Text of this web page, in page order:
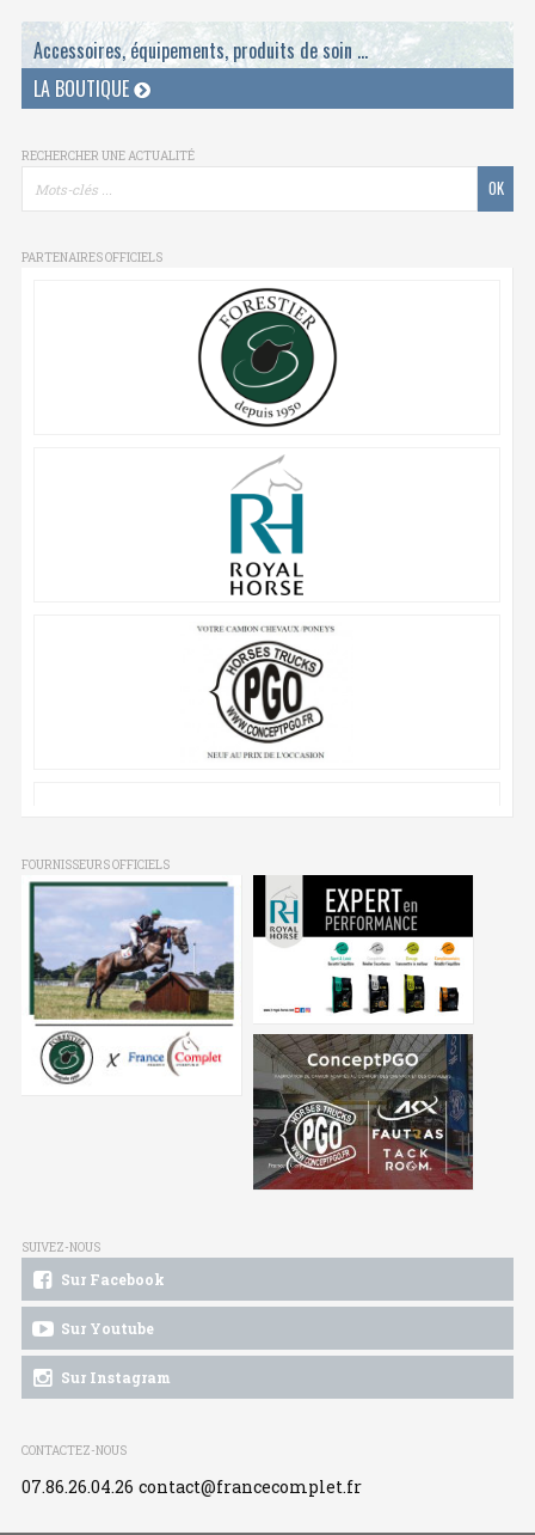
Accessoires, équipements, produits de soin ...
LA BOUTIQUE
RECHERCHER UNE ACTUALITÉ
PARTENAIRES OFFICIELS
FOURNISSEURS OFFICIELS
SUIVEZ-NOUS
Sur Facebook
Sur Youtube
Sur Instagram
CONTACTEZ-NOUS
07.86.26.04.26 contact@francecomplet.fr